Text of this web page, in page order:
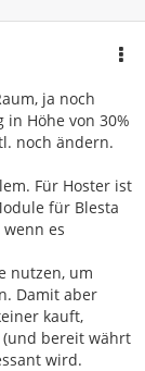
ja noch
Höhe von 30%
noch ändern.
Für Hoster ist
für Blesta
es
nutzen, um
Damit aber
kauft,
bereit währt
wird.